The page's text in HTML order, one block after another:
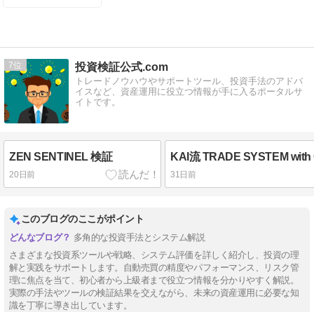
7 投資検証公式.com
トレードノウハウやサポートツール、投資手法のアドバ
イスなど、資産運用に役立つ情報が手に入るポータルサ
イトです。
ZEN SENTINEL 検証
20日前
KAI流 TRADE SYSTEM with
31日前
このブログのここがポイント
多角的な投資手法とシステム解説
さまざまな投資系ツールや戦略、システム評価を詳しく紹介し、投資の理
解と実践をサポートします。自動売買の精度やパフォーマンス、リスク管
理に焦点を当て、初心者から上級者まで役立つ情報を分かりやすく解説。
実際の手法やツールの検証結果を交えながら、未来の資産運用に必要な知
識を丁寧に導き出しています。